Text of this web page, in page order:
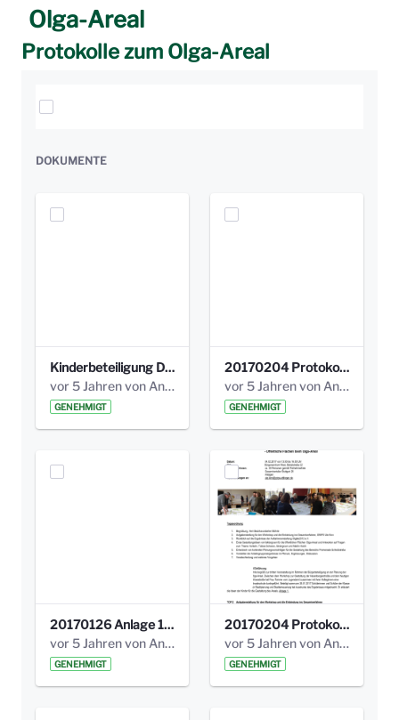
Olga-Areal
Protokolle zum Olga-Areal
Elemente auswählen
DOKUMENTE
Kinderbeteiligung Dez. 17 _Abstimmung Klettergerüst.pdf
vor 5 Jahren von Anni Schlumberger
GENEHMIGT
20170204 Protokoll Workshop 2 Promenade Schloßstraße (1).pdf
vor 5 Jahren von Anni Schlumberger
GENEHMIGT
20170126 Anlage 1_Kinderbeteiligung_Olga_Areal_Auswertung.pdf
vor 5 Jahren von Anni Schlumberger
GENEHMIGT
20170204 Protokoll Workshop 2 Promenade Schloßstraße .pdf
vor 5 Jahren von Anni Schlumberger
GENEHMIGT